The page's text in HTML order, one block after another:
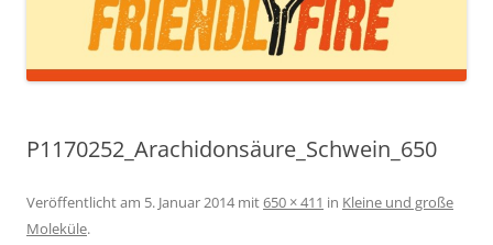
P1170252_Arachidonsäure_Schwein_650
Veröffentlicht am 5. Januar 2014mit650 × 411 in Kleine und große
Moleküle.